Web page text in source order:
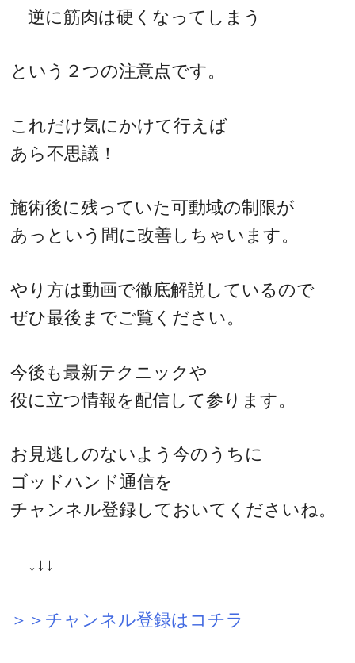
逆に筋肉は硬くなってしまう
という２つの注意点です。
これだけ気にかけて行えば
あら不思議！
施術後に残っていた可動域の制限が
あっという間に改善しちゃいます。
やり方は動画で徹底解説しているので
ぜひ最後までご覧ください。
今後も最新テクニックや
役に立つ情報を配信して参ります。
お見逃しのないよう今のうちに
ゴッドハンド通信を
チャンネル登録しておいてくださいね。
↓↓↓
＞＞チャンネル登録はコチラ